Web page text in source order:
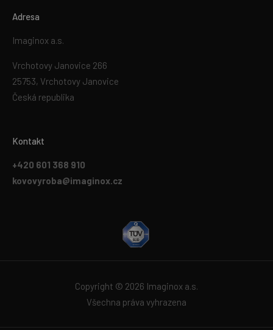
Adresa
Imaginox a.s.
Vrchotovy Janovice 266
25753, Vrchotovy Janovice
Česká republika
Kontakt
+420 601 368 910
kovovyroba@imaginox.cz
Copyright © 2026 Imaginox a.s.
Všechna práva vyhrazena